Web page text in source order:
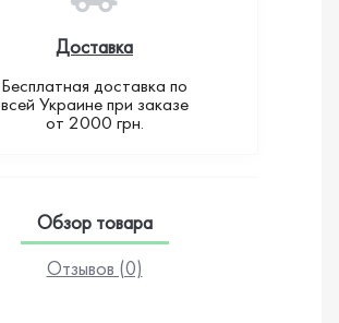
Доставка
Бесплатная доставка по
всей Украине при заказе
от 2000 грн.
Обзор товара
Отзывов (0)